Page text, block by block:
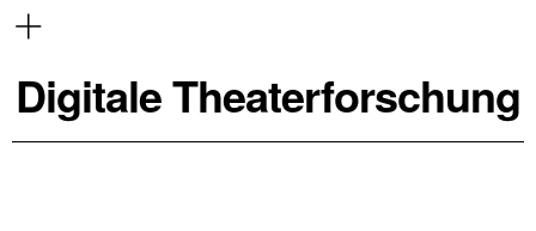
Digitale Theaterforschung